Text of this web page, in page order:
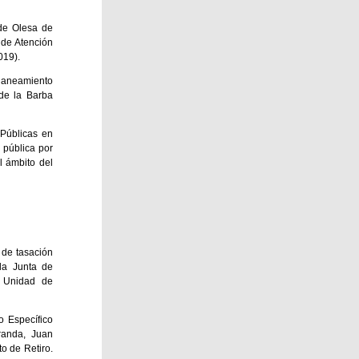
Olesa de
Atención
la Barba
en
pública por
ámbito del
tasación
Junta de
Unidad de
Específico
Juan
de Retiro.